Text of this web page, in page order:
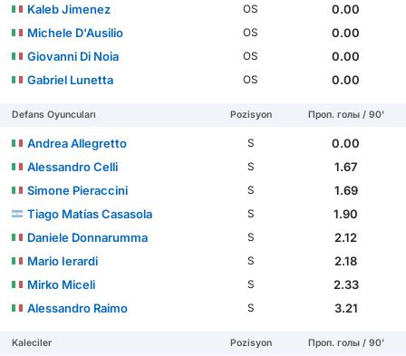
Kaleb Jimenez
OS
0.00
Michele D'Ausilio
OS
0.00
Giovanni Di Noia
OS
0.00
Gabriel Lunetta
OS 0.00
Defans Oyuncuları Pozisyon Проп. голы / 90'
Andrea Allegretto S
0.00
Alessandro Celli
S
1.67
Simone Pieraccini
S
1.69
Tiago Matías Casasola
S
1.90
Daniele Donnarumma
S
2.12
Mario Ierardi
S
2.18
Mirko Miceli
S
2.33
Alessandro Raimo
S 3.21
Kaleciler Pozisyon Проп. голы / 90'